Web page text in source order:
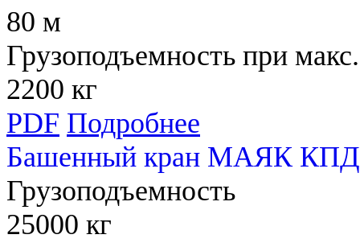
80 м
Грузоподъемность при
2200 кг
PDF Подробнее
Башенный кран МАЯК КПД
Грузоподъемность
25000 кг